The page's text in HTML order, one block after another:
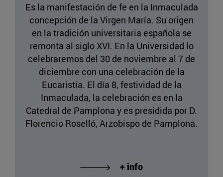
Es la manifestación de fe en la Inmaculada
concepción de la Virgen María. Su origen
en la tradición universitaria española se
remonta al siglo XVI. En la Universidad lo
celebraremos del 30 de noviembre al 7 de
diciembre con una celebración de la
Eucaristía. El día 8, festividad de la
Inmaculada, la celebración es en la
Catedral de Pamplona y es presidida por D.
Florencio Roselló, Arzobispo de Pamplona.
+ info